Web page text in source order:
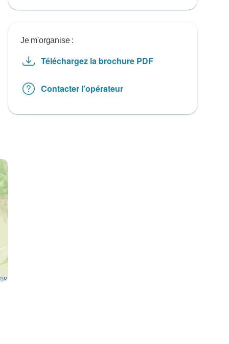
Je m'organise :
Téléchargez la brochure PDF
Contacter l'opérateur